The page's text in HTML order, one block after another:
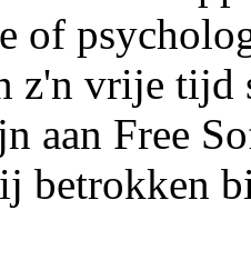
of
z'n vrije
aan Free
betrokken